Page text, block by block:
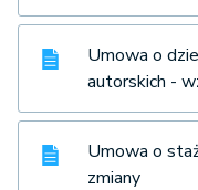
Umowa o
autorskich -
Umowa o
zmiany